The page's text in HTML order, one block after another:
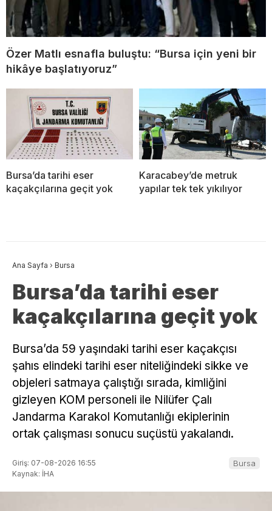
Özer Matlı esnafla buluştu: “Bursa için yeni bir
hikâye başlatıyoruz”
Bursa’da tarihi eser
kaçakçılarına geçit yok
Karacabey’de metruk
yapılar tek tek yıkılıyor
Ana Sayfa › Bursa
Bursa’da tarihi eser
kaçakçılarına geçit yok
Bursa’da 59 yaşındaki tarihi eser kaçakçısı
şahıs elindeki tarihi eser niteliğindeki sikke ve
objeleri satmaya çalıştığı sırada, kimliğini
gizleyen KOM personeli ile Nilüfer Çalı
Jandarma Karakol Komutanlığı ekiplerinin
ortak çalışması sonucu suçüstü yakalandı.
Giriş: 07-08-2026 16:55
Kaynak: İHA
Bursa